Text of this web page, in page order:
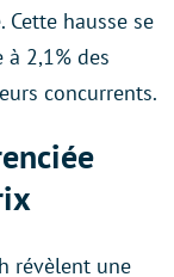
Cette hausse se
2,1% des
concurrents.
révèlent une